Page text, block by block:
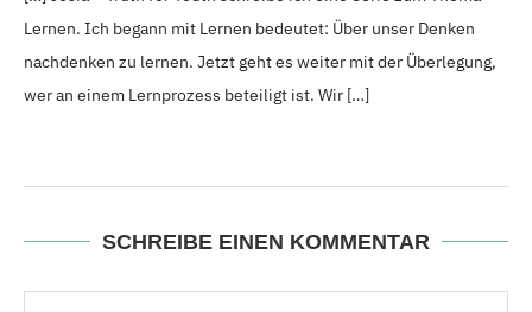
Lernen. Ich begann mit Lernen bedeutet: Über unser Denken
nachdenken zu lernen. Jetzt geht es weiter mit der Überlegung,
wer an einem Lernprozess beteiligt ist. Wir […]
SCHREIBE EINEN KOMMENTAR